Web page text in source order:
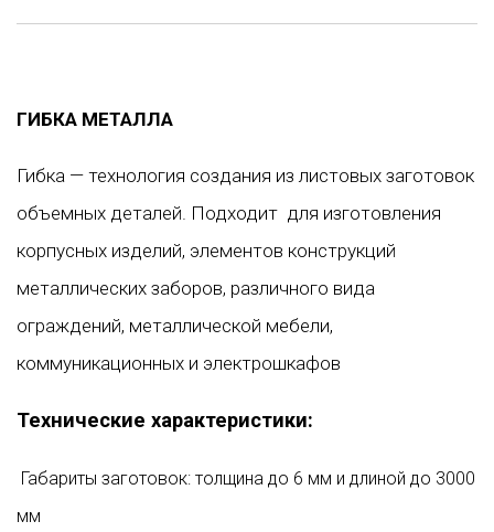
ГИБКА МЕТАЛЛА
Гибка — технология создания из листовых заготовок
объемных деталей. Подходит для изготовления
корпусных изделий, элементов конструкций
металлических заборов, различного вида
ограждений, металлической мебели,
коммуникационных и электрошкафов
Технические характеристики:
Габариты заготовок: толщина до 6 мм и длиной до 3000
мм